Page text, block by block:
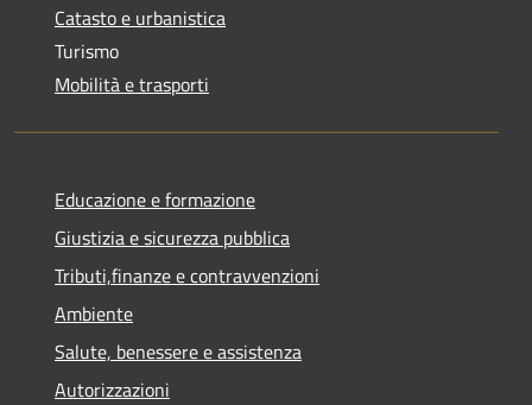
Catasto e urbanistica
Turismo
Mobilità e trasporti
Educazione e formazione
Giustizia e sicurezza pubblica
Tributi,finanze e contravvenzioni
Ambiente
Salute, benessere e assistenza
Autorizzazioni